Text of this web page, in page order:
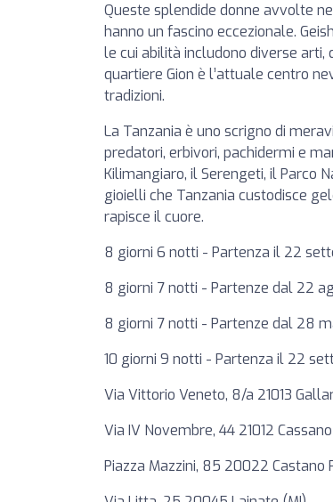
Queste splendide donne avvolte
hanno un fascino eccezionale.
le cui abilità includono diverse arti,
quartiere Gion è l’attuale centro
tradizioni.
La Tanzania è uno scrigno di
predatori, erbivori, pachidermi e
Kilimangiaro, il Serengeti, il Parco
gioielli che Tanzania custodisce
rapisce il cuore.
8 giorni 6 notti - Partenza il 22
8 giorni 7 notti - Partenze dal 22
8 giorni 7 notti - Partenze dal 28
10 giorni 9 notti - Partenza il 22
Via Vittorio Veneto, 8/a 21013
Via IV Novembre, 44 21012
Piazza Mazzini, 85 20022 Castano